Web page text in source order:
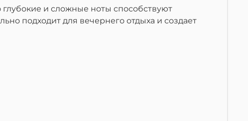
и сложные ноты способствуют
подходит для вечернего отдыха и создает